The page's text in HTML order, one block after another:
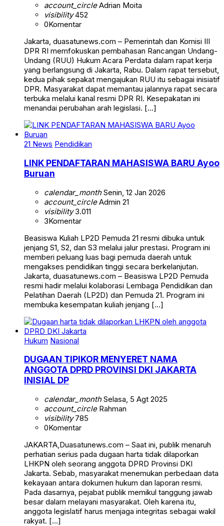
account_circleAdrian Moita
visibility452
0Komentar
Jakarta, duasatunews.com – Pemerintah dan Komisi III
DPR RI memfokuskan pembahasan Rancangan Undang-
Undang (RUU) Hukum Acara Perdata dalam rapat kerja
yang berlangsung di Jakarta, Rabu. Dalam rapat tersebut,
kedua pihak sepakat mengajukan RUU itu sebagai inisiatif
DPR. Masyarakat dapat memantau jalannya rapat secara
terbuka melalui kanal resmi DPR RI. Kesepakatan ini
menandai perubahan arah legislasi. […]
21 News Pendidikan
LINK PENDAFTARAN MAHASISWA BARU Ayoo
Buruan
calendar_monthSenin, 12 Jan 2026
account_circleAdmin 21
visibility3.011
3Komentar
Beasiswa Kuliah LP2D Pemuda 21 resmi dibuka untuk
jenjang S1, S2, dan S3 melalui jalur prestasi. Program ini
memberi peluang luas bagi pemuda daerah untuk
mengakses pendidikan tinggi secara berkelanjutan.
Jakarta, duasatunews.com – Beasiswa LP2D Pemuda
resmi hadir melalui kolaborasi Lembaga Pendidikan dan
Pelatihan Daerah (LP2D) dan Pemuda 21. Program ini
membuka kesempatan kuliah jenjang […]
Hukum Nasional
DUGAAN TIPIKOR MENYERET NAMA
ANGGOTA DPRD PROVINSI DKI JAKARTA
INISIAL DP
calendar_monthSelasa, 5 Agt 2025
account_circleRahman
visibility785
0Komentar
JAKARTA,Duasatunews.com – Saat ini, publik menaruh
perhatian serius pada dugaan harta tidak dilaporkan
LHKPN oleh seorang anggota DPRD Provinsi DKI
Jakarta. Sebab, masyarakat menemukan perbedaan data
kekayaan antara dokumen hukum dan laporan resmi.
Pada dasarnya, pejabat publik memikul tanggung jawab
besar dalam melayani masyarakat. Oleh karena itu,
anggota legislatif harus menjaga integritas sebagai wakil
rakyat. […]